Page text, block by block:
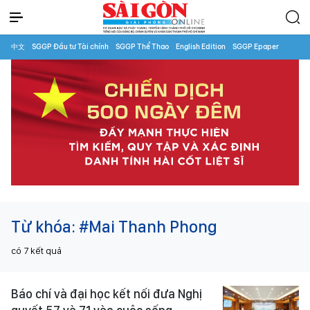
中文 SGGP Đầu tư Tài chính SGGP Thể Thao English Edition SGGP Epaper
Từ khóa: #Mai Thanh Phong
có 7 kết quả
Báo chí và đại học kết nối đưa Nghị